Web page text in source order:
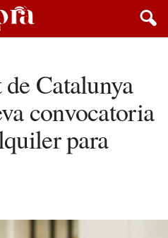
Catalunya
convocatoria
para